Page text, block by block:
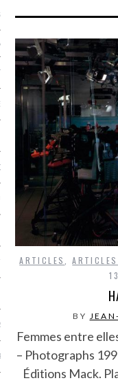
EN VOD
ARTICLES ,
BY
Femmes entre
– Photographs
Éditions Mack.